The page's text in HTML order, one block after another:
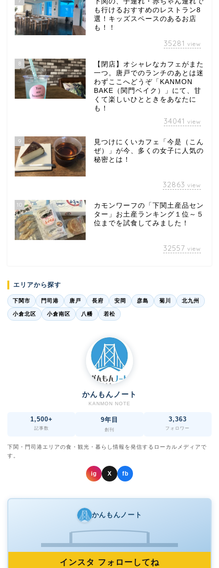
も行けるおすすめのレストラン8
選！キッズスペースのあるお店
も！！
35281 view
8
【閉店】オシャレなカフェがまた
一つ。唐戸でのランチのあとは迷
わずここへどうぞ「KANMON
BAKE（関門ベイク）」にて、甘
くて楽しいひとときをあなたに
も！
34041 view
9
見つけにくいカフェ「今是（こん
ぜ）」が今、多くの女子に人気の
秘密とは！
32863 view
10
カモンワーフの「下関土産品セン
ター」お土産ランキング１位～５
位までを試食してみました！
32557 view
エリアから探す
下関市 門司港 唐戸 長府 安岡 彦島 菊川 北九州
小倉北区 小倉南区 八幡 若松
かんもんノート
KANMON NOTE
1,500+
記事数
9年目
創刊
3,363
フォロワー
下関・門司港エリアの食・観光・暮らし情報を発信するローカルメディアで
す。
ig X fb
かんもんノート
インスタ フォローしてね